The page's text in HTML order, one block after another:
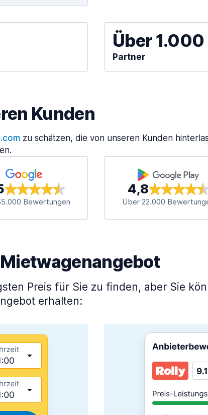
Über 1.000
Partner
Kunden
zu schätzen, die von unseren Kunden
Bewertungen
4,8
Über 22.000
Preis für Sie zu finden, aber Sie
erhalten: